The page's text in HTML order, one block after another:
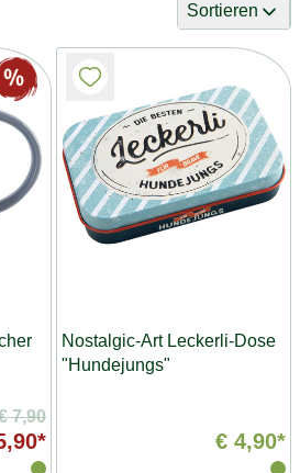
Sortieren
7,90
Nostalgic-Art Leckerli-Dose
"Hundejungs"
€ 4,90*